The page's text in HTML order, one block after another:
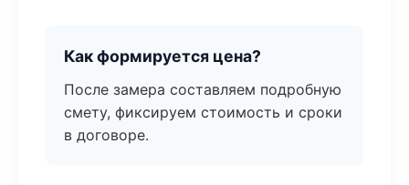
Как формируется цена?
После замера составляем подробную
смету, фиксируем стоимость и сроки
в договоре.